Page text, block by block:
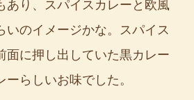
あり、スパイスカレーと欧風
いのイメージかな。スパイス
面に押し出していた黒カレー
ーらしいお味でした。